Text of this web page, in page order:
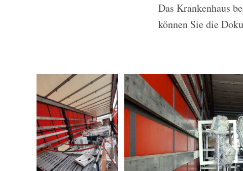
Das Krankenhaus
können Sie die